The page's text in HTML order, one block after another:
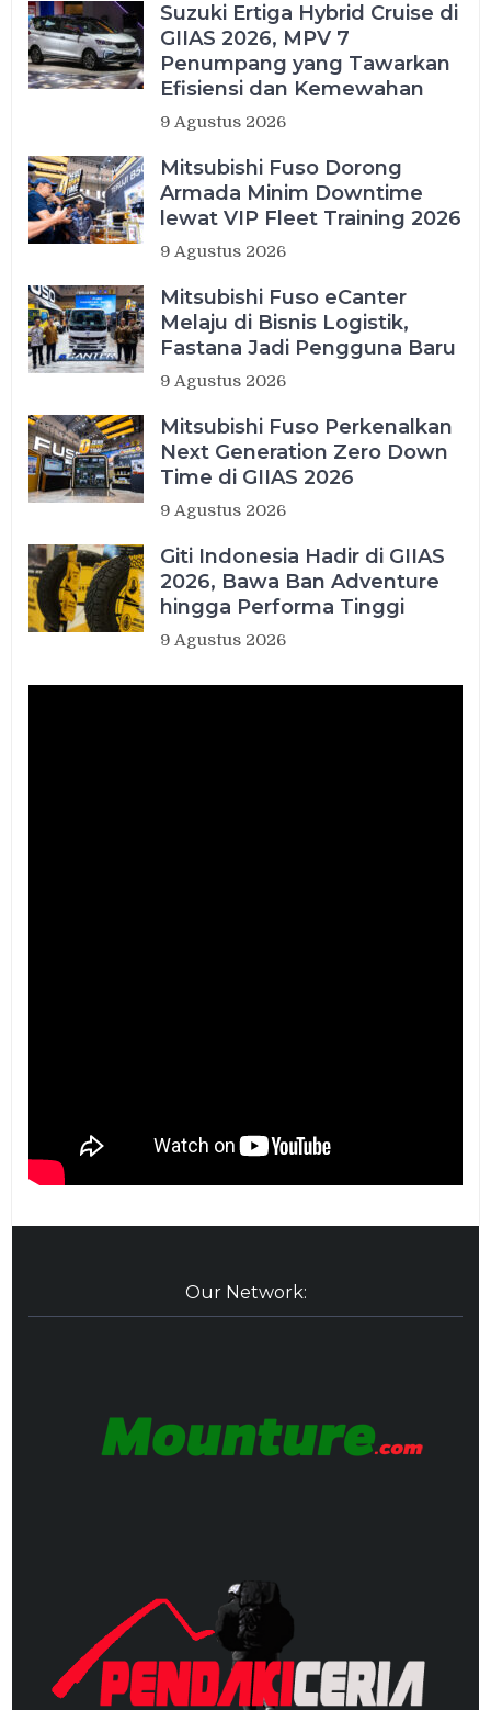
Suzuki Ertiga Hybrid Cruise di
GIIAS 2026, MPV 7
Penumpang yang Tawarkan
Efisiensi dan Kemewahan
9 Agustus 2026
Mitsubishi Fuso Dorong
Armada Minim Downtime
lewat VIP Fleet Training 2026
9 Agustus 2026
Mitsubishi Fuso eCanter
Melaju di Bisnis Logistik,
Fastana Jadi Pengguna Baru
9 Agustus 2026
Mitsubishi Fuso Perkenalkan
Next Generation Zero Down
Time di GIIAS 2026
9 Agustus 2026
Giti Indonesia Hadir di GIIAS
2026, Bawa Ban Adventure
hingga Performa Tinggi
9 Agustus 2026
Our Network: